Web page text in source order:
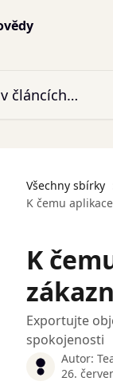
Všechny sbírky
K čemu
K
Exportujte
spokojenosti
Autor:
26.